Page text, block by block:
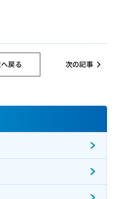
戻る 次の記事